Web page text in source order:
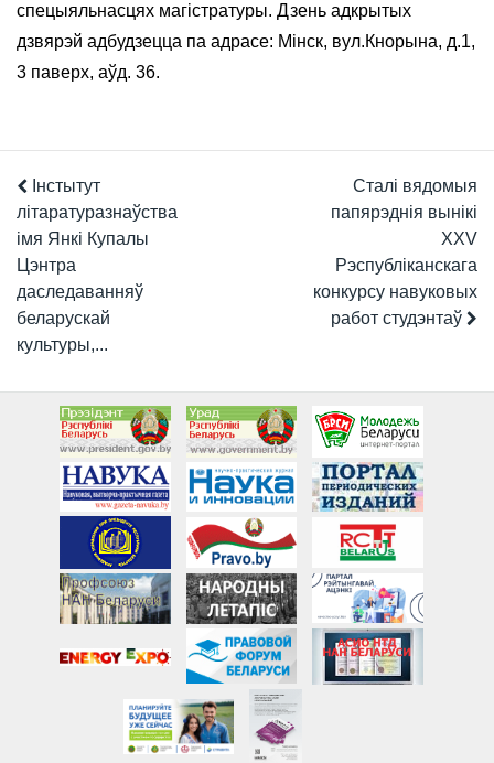
спецыяльнасцях магістратуры. Дзень адкрытых
дзвярэй адбудзецца па адрасе: Мінск, вул.Кнорына, д.1,
3 паверх, аўд. 36.
Інстытут
літаратуразнаўства
імя Янкі Купалы
Цэнтра
даследаванняў
беларускай
культуры,...
Сталі вядомыя
папярэднія вынікі
XXV
Рэспубліканскага
конкурсу навуковых
работ студэнтаў